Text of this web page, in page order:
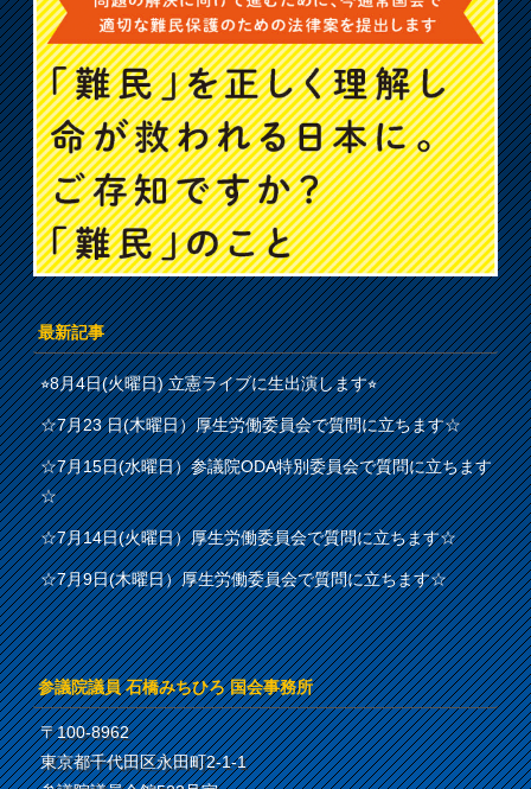
最新記事
⭐︎8月4日(火曜日) 立憲ライブに生出演します⭐︎
☆7月23 日(木曜日）厚生労働委員会で質問に立ちます☆
☆7月15日(水曜日）参議院ODA特別委員会で質問に立ちます
☆
☆7月14日(火曜日）厚生労働委員会で質問に立ちます☆
☆7月9日(木曜日）厚生労働委員会で質問に立ちます☆
参議院議員 石橋みちひろ 国会事務所
〒100-8962
東京都千代田区永田町2-1-1